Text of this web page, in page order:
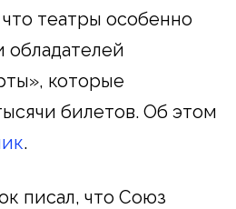
театры особенно
обладателей
которые
билетов. Об этом
.
писал, что Союз